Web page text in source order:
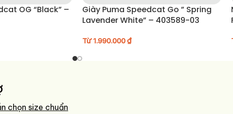
OG “Black” –
Giày Puma Speedcat Go ” Spring
Lavender White” – 403589-03
Từ1.990.000₫
chọn size chuẩn